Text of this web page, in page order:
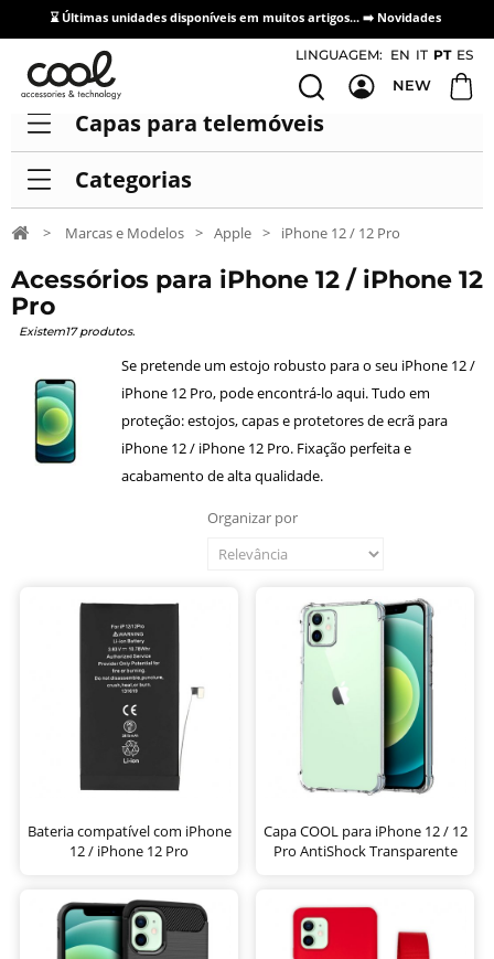
⌛ Últimas unidades disponíveis em muitos artigos... ➡️ Novidades
Acesso / Cadastro de Distribuidores
LINGUAGEM: EN IT PT ES
NEW
Capas para telemóveis
Categorias
> Marcas e Modelos > Apple > iPhone 12 / 12 Pro
Acessórios para iPhone 12 / iPhone 12
Pro
Existem17 produtos.
Se pretende um estojo robusto para o seu iPhone 12 /
iPhone 12 Pro, pode encontrá-lo aqui. Tudo em
proteção: estojos, capas e protetores de ecrã para
iPhone 12 / iPhone 12 Pro. Fixação perfeita e
acabamento de alta qualidade.
Organizar por
Bateria compatível com iPhone
12 / iPhone 12 Pro
Capa COOL para iPhone 12 / 12
Pro AntiShock Transparente